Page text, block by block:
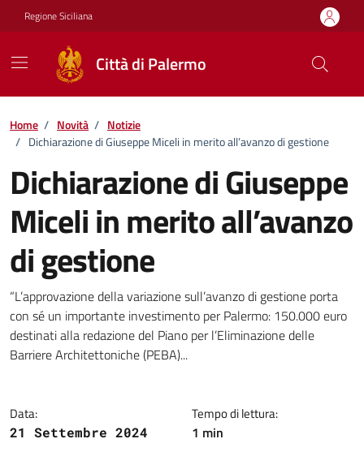
Vai ai contenuti
Vai al footer
Regione Siciliana
Città di Palermo
Home / Novità / Notizie
/ Dichiarazione di Giuseppe Miceli in merito all’avanzo di gestione
Dichiarazione di Giuseppe
Miceli in merito all’avanzo
di gestione
Dettagli della notizia
“L’approvazione della variazione sull’avanzo di gestione porta
con sé un importante investimento per Palermo: 150.000 euro
destinati alla redazione del Piano per l’Eliminazione delle
Barriere Architettoniche (PEBA)...
Data:
21 Settembre 2024
Tempo di lettura:
1 min